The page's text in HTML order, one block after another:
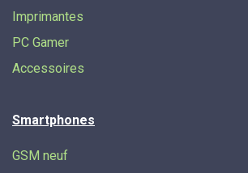
Imprimantes
PC Gamer
Accessoires
Smartphones
GSM neuf